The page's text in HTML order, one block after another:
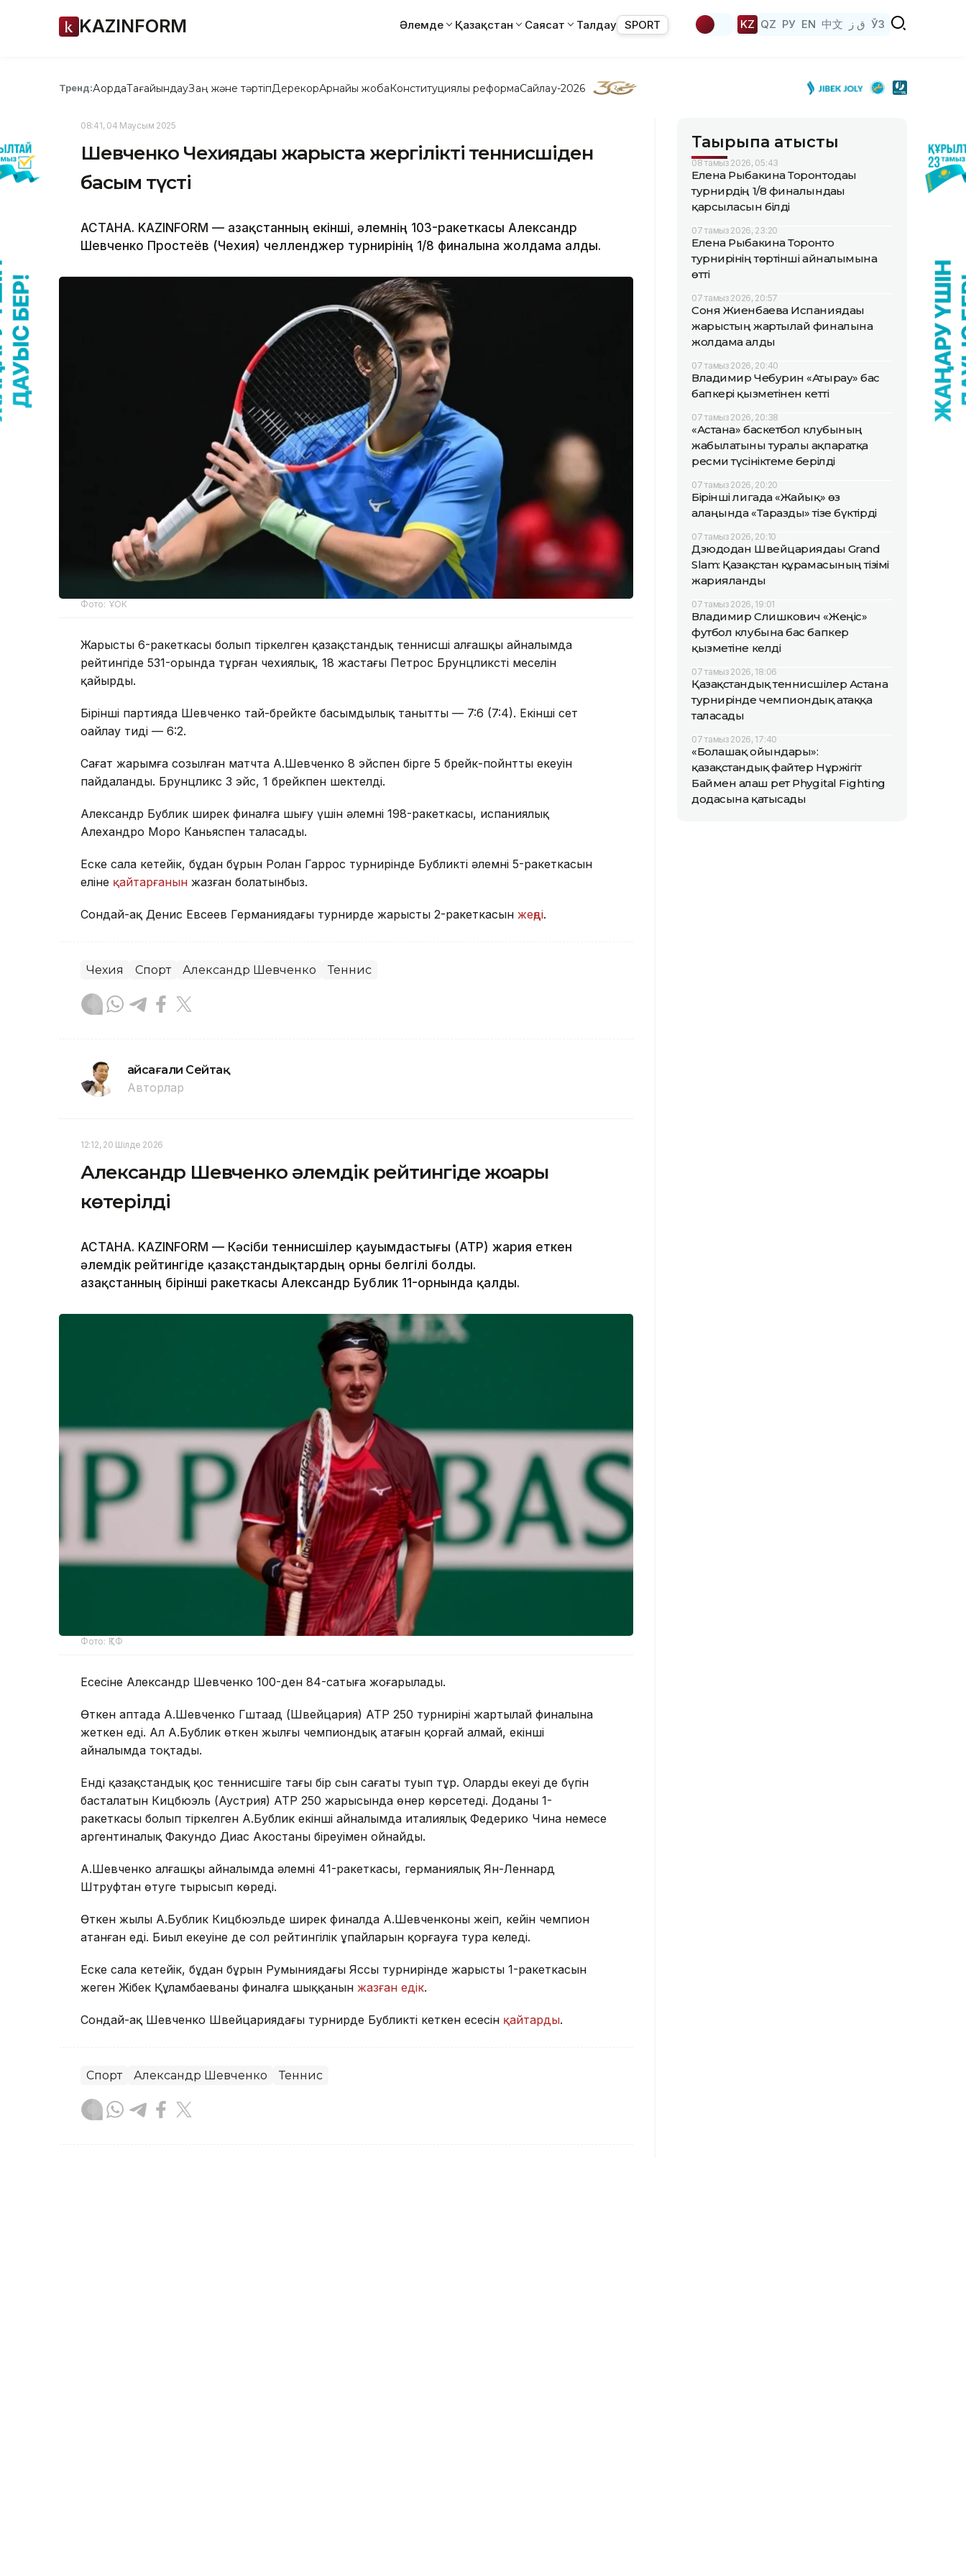
KAZINFORM Әлемде Қазақстан Саясат Талдау SPORT KZ QZ РУ EN 中文 ق ز ЎЗ
Тренд:АқордаТағайындауЗаң және тәртіпДерекқорАрнайы жобаКонституциялық реформаСайлау-2026
08:41, 04 Маусым 2025
Шевченко Чехиядағы жарыста жергілікті теннисшіден
басым түсті
АСТАНА. KAZINFORM — Қазақстанның екінші, әлемнің 103-ракеткасы Александр
Шевченко Простеёв (Чехия) челленджер турнирінің 1/8 финалына жолдама алды.
Фото: ҰОК
Жарыстың 6-ракеткасы болып тіркелген қазақстандық теннисші алғашқы айналымда
рейтингіде 531-орында тұрған чехиялық, 18 жастағы Петрос Брунцликстің меселін
қайырды.
Бірінші партияда Шевченко тай-брейкте басымдылық танытты — 7:6 (7:4). Екінші сет
оңайлау тиді — 6:2.
Сағат жарымға созылған матчта А.Шевченко 8 эйспен бірге 5 брейк-пойнттың екеуін
пайдаланды. Брунцликс 3 эйс, 1 брейкпен шектелді.
Александр Бублик ширек финалға шығу үшін әлемнің 198-ракеткасы, испаниялық
Алехандро Моро Каньяспен таласады.
Еске сала кетейік, бұдан бұрын Ролан Гаррос турнирінде Бубликтің әлемнің 5-ракеткасын
еліне қайтарғанын жазған болатынбыз.
Сондай-ақ Денис Евсеев Германиядағы турнирде жарыстың 2-ракеткасын жеңді.
Чехия Спорт Александр Шевченко Теннис
Ғайсағали Сейтақ
Авторлар
12:12, 20 Шілде 2026
Александр Шевченко әлемдік рейтингіде жоғары
көтерілді
АСТАНА. KAZINFORM — Кәсіби теннисшілер қауымдастығы (ATP) жария еткен
әлемдік рейтингіде қазақстандықтардың орны белгілі болды.
Қазақстанның бірінші ракеткасы Александр Бублик 11-орнында қалды.
Фото: ҚТФ
Есесіне Александр Шевченко 100-ден 84-сатыға жоғарылады.
Өткен аптада А.Шевченко Гштаад (Швейцария) ATP 250 турнирінің жартылай финалына
жеткен еді. Ал А.Бублик өткен жылғы чемпиондық атағын қорғай алмай, екінші
айналымда тоқтады.
Енді қазақстандық қос теннисшіге тағы бір сын сағаты туып тұр. Олардың екеуі де бүгін
басталатын Кицбюэль (Аустрия) ATP 250 жарысында өнер көрсетеді. Доданың 1-
ракеткасы болып тіркелген А.Бублик екінші айналымда италиялық Федерико Чина немесе
аргентиналық Факундо Диас Акостаның біреуімен ойнайды.
А.Шевченко алғашқы айналымда әлемнің 41-ракеткасы, германиялық Ян-Леннард
Штруфтан өтуге тырысып көреді.
Өткен жылы А.Бублик Кицбюэльде ширек финалда А.Шевченконы жеңіп, кейін чемпион
атанған еді. Биыл екеуіне де сол рейтингілік ұпайларын қорғауға тура келеді.
Еске сала кетейік, бұдан бұрын Румыниядағы Яссы турнирінде жарыстың 1-ракеткасын
жеңген Жібек Құламбаеваның финалға шыққанын жазған едік.
Сондай-ақ Шевченко Швейцариядағы турнирде Бубликтің кеткен есесін қайтарды.
Спорт Александр Шевченко Теннис
Тақырыпқа қатысты
08 тамыз 2026, 05:43
Елена Рыбакина Торонтодағы
турнирдің 1/8 финалындағы
қарсыласын білді
07 тамыз 2026, 23:20
Елена Рыбакина Торонто
турнирінің төртінші айналымына
өтті
07 тамыз 2026, 20:57
Соня Жиенбаева Испаниядағы
жарыстың жартылай финалына
жолдама алды
07 тамыз 2026, 20:40
Владимир Чебурин «Атырау» бас
бапкері қызметінен кетті
07 тамыз 2026, 20:38
«Астана» баскетбол клубының
жабылатыны туралы ақпаратқа
ресми түсініктеме берілді
07 тамыз 2026, 20:20
Бірінші лигада «Жайық» өз
алаңында «Таразды» тізе бүктірді
07 тамыз 2026, 20:10
Дзюдодан Швейцариядағы Grand
Slam: Қазақстан құрамасының тізімі
жарияланды
07 тамыз 2026, 19:01
Владимир Слишкович «Жеңіс»
футбол клубына бас бапкер
қызметіне келді
07 тамыз 2026, 18:06
Қазақстандық теннисшілер Астана
турнирінде чемпиондық атаққа
таласады
07 тамыз 2026, 17:40
«Болашақ ойындары»:
қазақстандық файтер Нұржігіт
Баймен алғаш рет Phygital Fighting
додасына қатысады